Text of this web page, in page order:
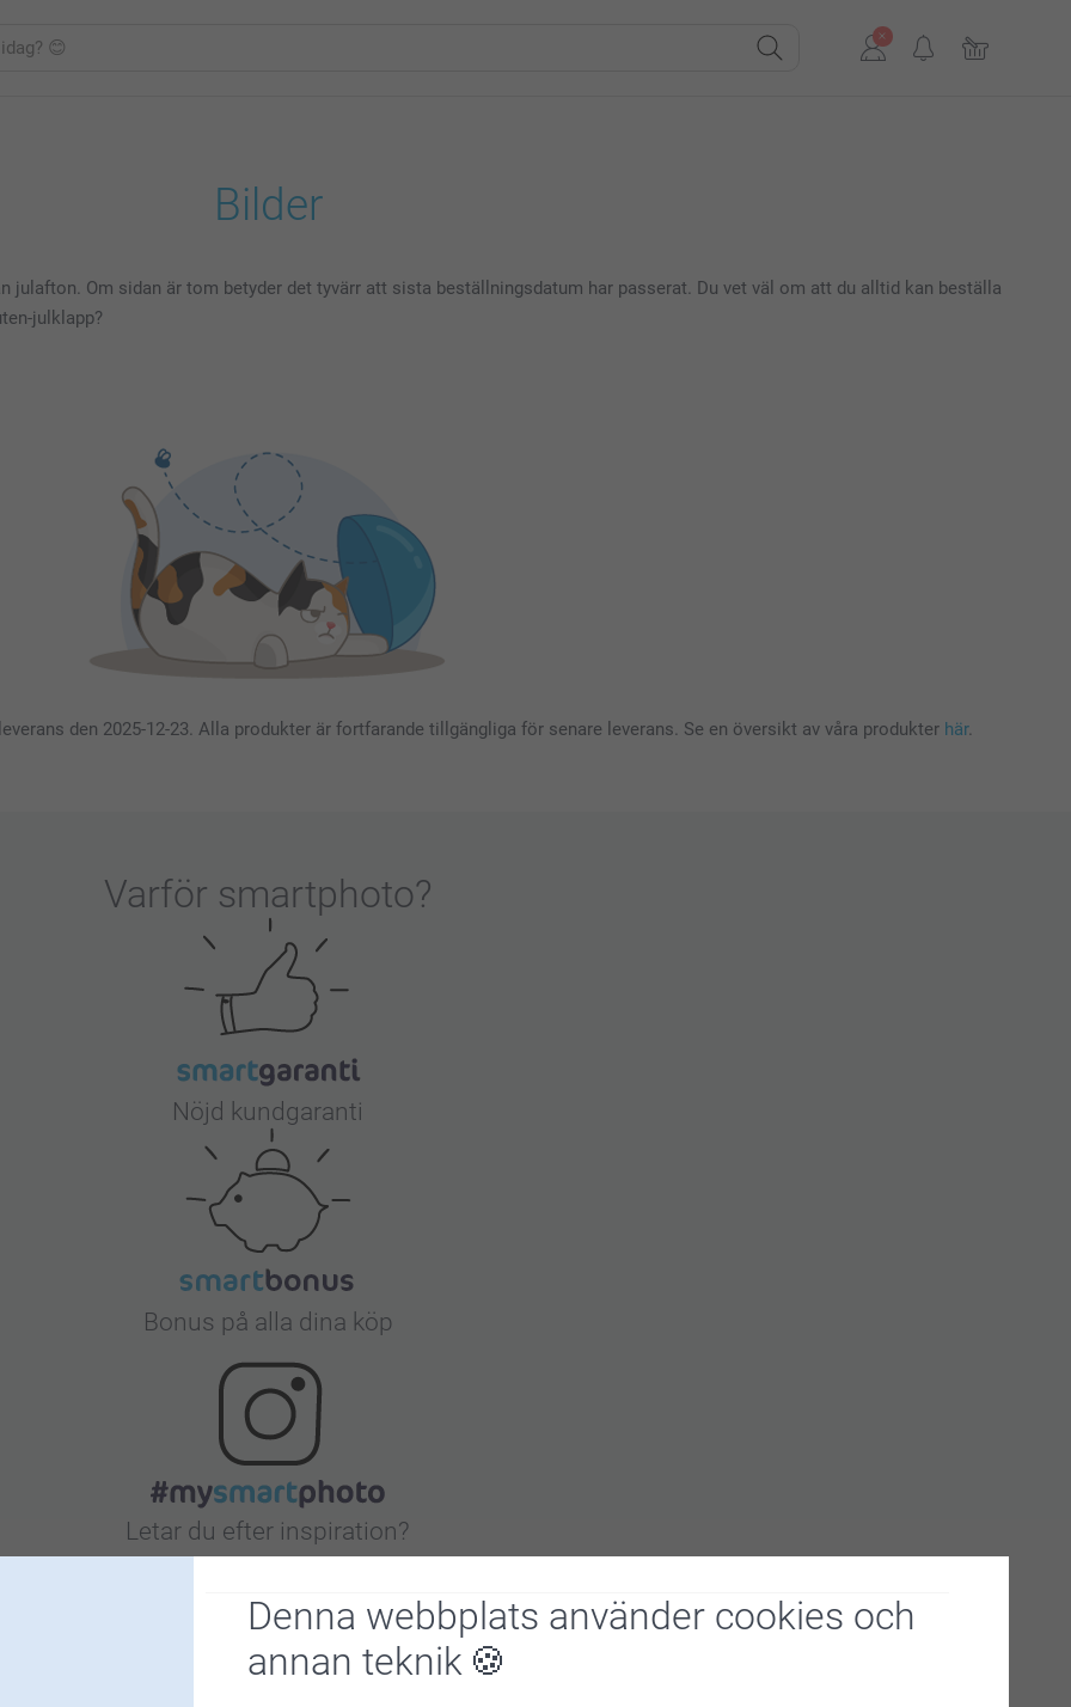
Denna webbplats använder cookies och
annan teknik
Bilder
julafton. Om sidan är tom betyder det tyvärr att sista beställningsdatum har passerat. Du vet väl om att du alltid kan beställa
julklapp?
den 2025-12-23. Alla produkter är fortfarande tillgängliga för senare leverans. Se en översikt av våra produkter här.
Varför smartphoto?
Nöjd kundgaranti
Bonus på alla dina köp
Letar du efter inspiration?